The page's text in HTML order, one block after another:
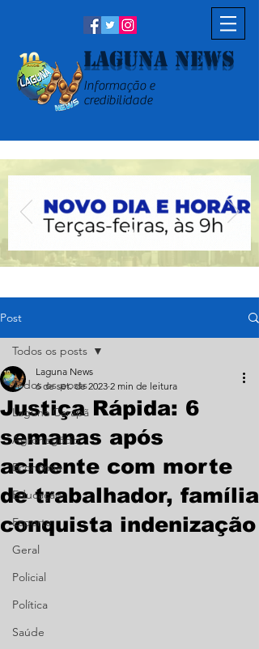
Laguna News
Informação e
credibilidade
Post
Todos os posts
Laguna Carapã
Agronegócio
Economia
Educação
Esporte
Geral
Policial
Política
Saúde
Todos os posts
Justiça Rápida: 6
semanas após
acidente com morte
de trabalhador, família
conquista indenização
Laguna News
6 de set. de 2023 2 min de leitura